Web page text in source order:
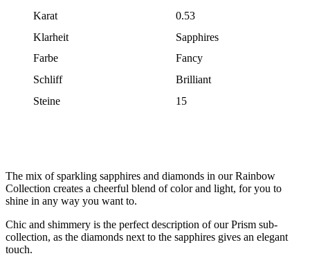
Karat
0.53
Klarheit
Sapphires
Farbe
Fancy
Schliff
Brilliant
Steine
15
The mix of sparkling sapphires and diamonds in our Rainbow
Collection creates a cheerful blend of color and light, for you to
shine in any way you want to.
Chic and shimmery is the perfect description of our Prism sub-
collection, as the diamonds next to the sapphires gives an elegant
touch.